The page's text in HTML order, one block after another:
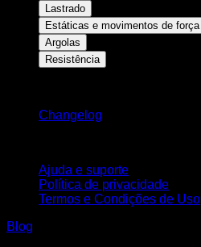
Lastrado
Estáticas e movimentos de força
Argolas
Resistência
Changelog
Ajuda e suporte
Política de privacidade
Termos e Condições de Uso
Blog